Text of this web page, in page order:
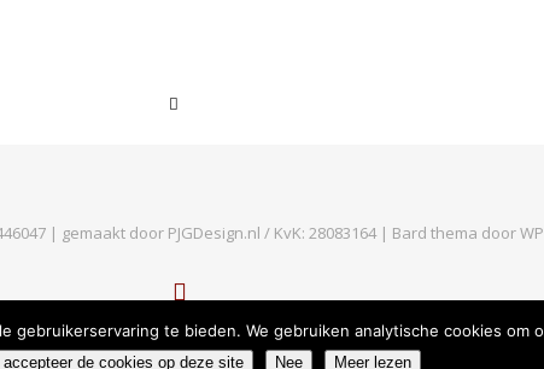
| gemaakt door PJGDesign.nl / KvK: 28083164 | Bard thema door
gebruikerservaring te bieden. We gebruiken analytische cookies om
de cookies op deze site Nee Meer lezen